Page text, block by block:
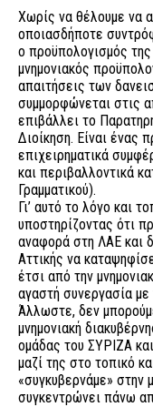
Χωρίς να θέλουμε να
οποιασδήποτε
ο προϋπολογισμός
μνημονιακός
απαιτήσεις των
συμμορφώνεται στις
επιβάλλει το
Διοίκηση. Είναι ένας
επιχειρηματικά
και περιβαλλοντικά
Γραμματικού).
Γι’ αυτό το λόγο και
υποστηρίζοντας ότι
αναφορά στη ΛΑΕ και
Αττικής να
έτσι από την
αγαστή συνεργασία
Άλλωστε, δεν
μνημονιακή
ομάδας του ΣΥΡΙΖΑ
μαζί της στο τοπικό
«συγκυβερνάμε» στην
συγκεντρώνει πάνω